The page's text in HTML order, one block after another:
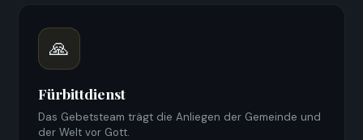
🙏
Fürbittdienst
Das Gebetsteam trägt die Anliegen der Gemeinde und
der Welt vor Gott.